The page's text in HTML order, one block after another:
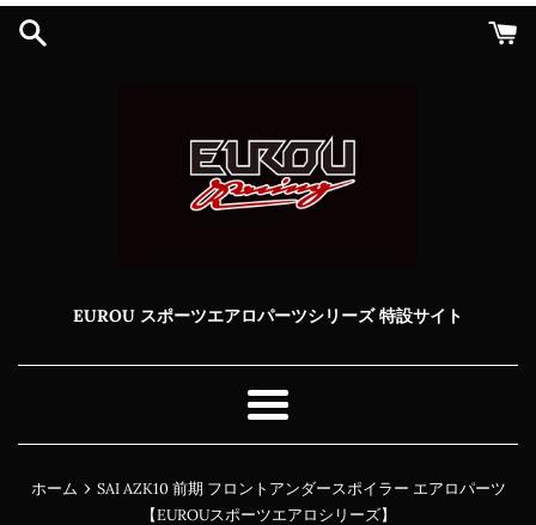
コ
EUROU スポーツエアロパーツシリーズ 特設サイト
メ
ニ
ー
ホーム › SAI AZK10 前期 フロントアンダースポイラー エアロパーツ
【EUROUスポーツエアロシリーズ】